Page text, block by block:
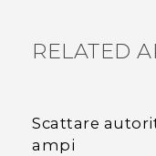
RELATED
Scattare
ampi